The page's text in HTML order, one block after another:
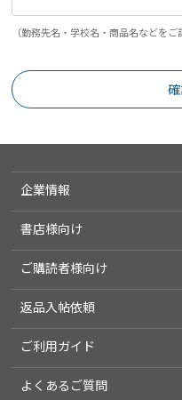
（勤務先名・学校名・商品名などを
企業情報
書店様向け
ご購読者様向け
返品入帖依頼
ご利用ガイド
よくあるご質問